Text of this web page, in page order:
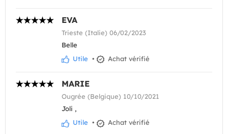
EVA
Trieste (Italie) 06/02/2023
Belle
Utile • Achat vérifié
MARIE
Ougrée (Belgique) 10/10/2021
Joli ,
Utile • Achat vérifié